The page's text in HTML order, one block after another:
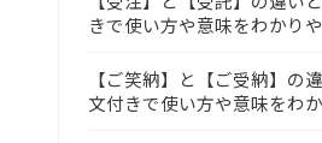
きで使い方や意味をわかり
【ご笑納】と【ご受納】の
文付きで使い方や意味をわ